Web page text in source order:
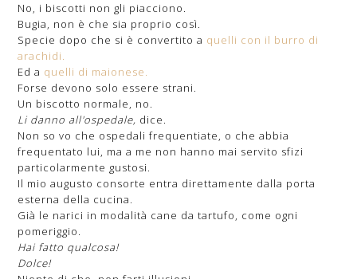
No, i biscotti non gli piacciono.
Bugia, non è che sia proprio così.
Specie dopo che si è convertito a quelli con il burro di
arachidi.
Ed a quelli di maionese.
Forse devono solo essere strani.
Un biscotto normale, no.
Li danno all'ospedale, dice.
Non so vo che ospedali frequentiate, o che abbia
frequentato lui, ma a me non hanno mai servito sfizi
particolarmente gustosi.
Il mio augusto consorte entra direttamente dalla porta
esterna della cucina.
Già le narici in modalità cane da tartufo, come ogni
pomeriggio.
Hai fatto qualcosa!
Dolce!